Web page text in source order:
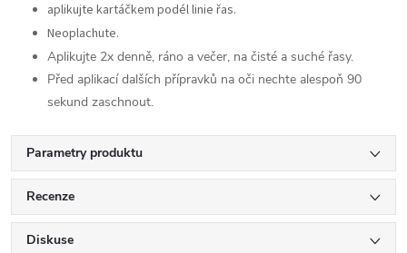
aplikujte kartáčkem podél linie řas.
Neoplachute.
Aplikujte 2x denně, ráno a večer, na čisté a suché řasy.
Před aplikací dalších přípravků na oči nechte alespoň 90
sekund zaschnout.
Parametry produktu
Recenze
Diskuse